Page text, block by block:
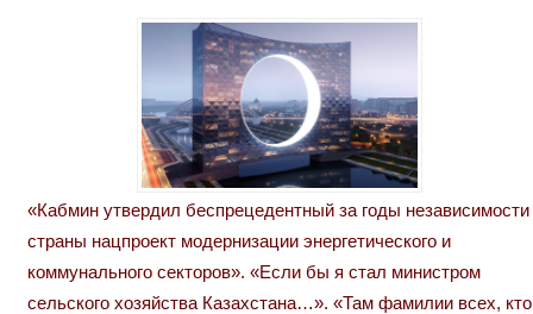
«Кабмин утвердил беспрецедентный за годы независимости
страны нацпроект модернизации энергетического и
коммунального секторов». «Если бы я стал министром
сельского хозяйства Казахстана…». «Там фамилии всех, кто